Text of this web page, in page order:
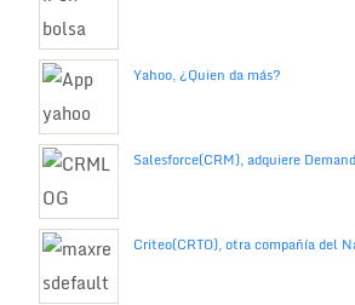
Yahoo, ¿Quien da más?
Salesforce(CRM), adquiere
Criteo(CRTO), otra compañía del